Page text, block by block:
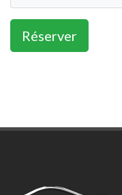
Réserver